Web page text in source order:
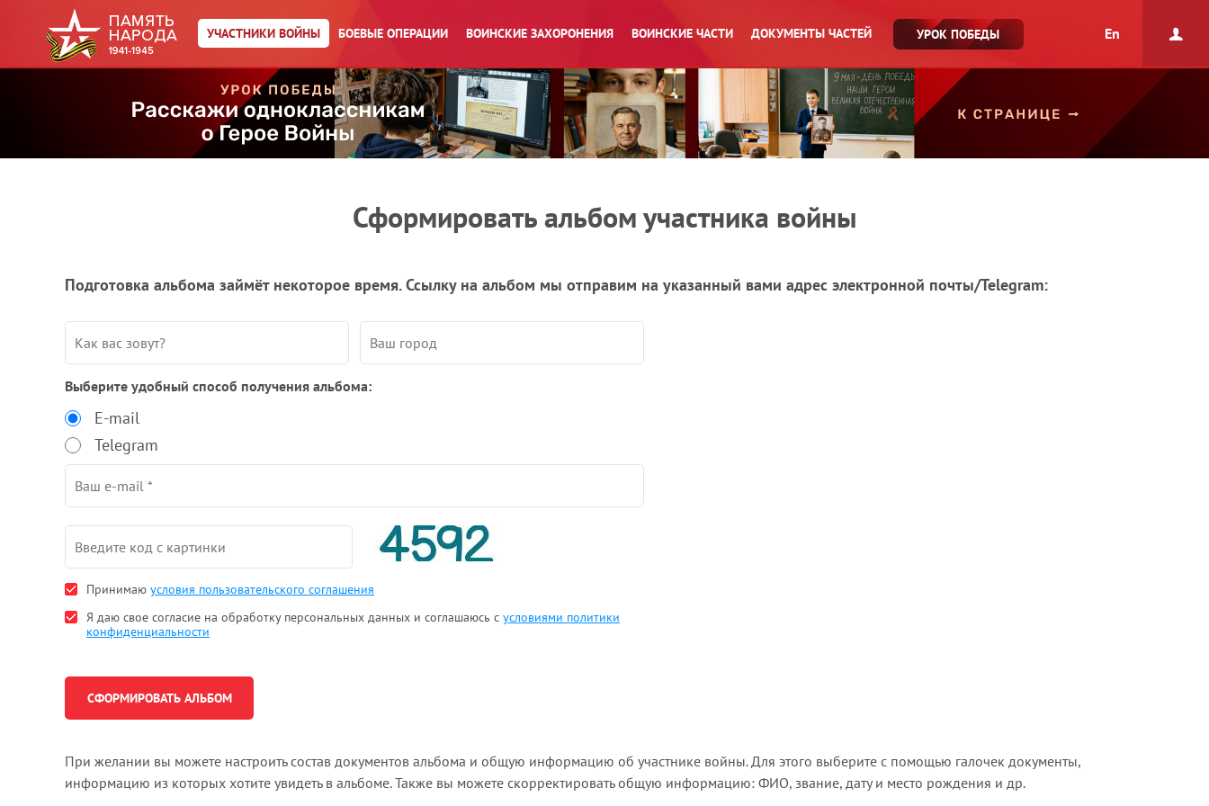
УЧАСТНИКИ ВОЙНЫ БОЕВЫЕ ОПЕРАЦИИ ВОИНСКИЕ ЗАХОРОНЕНИЯ ВОИНСКИЕ ЧАСТИ ДОКУМЕНТЫ ЧАСТЕЙ УРОК ПОБЕДЫ En
Сформировать альбом участника войны
Подготовка альбома займёт некоторое время. Ссылку на альбом мы отправим на указанный вами адрес электронной почты/Telegram:
Выберите удобный способ получения альбома:
E-mail
Telegram
Принимаю условия пользовательского соглашения
Я даю свое согласие на обработку персональных данных и соглашаюсь с условиями политики
конфиденциальности
При желании вы можете настроить состав документов альбома и общую информацию об участнике войны. Для этого выберите с помощью галочек документы,
информацию из которых хотите увидеть в альбоме. Также вы можете скорректировать общую информацию: ФИО, звание, дату и место рождения и др.